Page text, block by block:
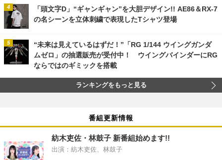
「頭文字D」“ギャンギャン”を大胆デザイン!! AE86＆RX-7
の名シーンを立体刺繍で表現したTシャツ登場
“未来は見えているはずだ！”「RG 1/144 ウイングガンダ
ムゼロ」の抽選販売が受付中！ ウイングバインダーにRG
ならではのギミックを搭載
ランキングをもっと見る
番組更新情報
紡木吏佐・林鼓子 新番組始めます!!
出演：紡木吏佐、林鼓子